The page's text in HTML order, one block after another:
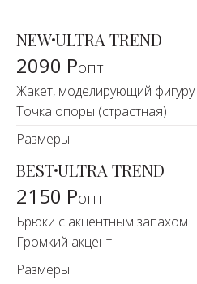
NEWULTRA TREND
2090 Ропт
Жакет, моделирующий фигуру
Точка опоры (страстная)
Размеры:
BESTULTRA TREND
2150 Ропт
Брюки с акцентным запахом
Громкий акцент
Размеры: